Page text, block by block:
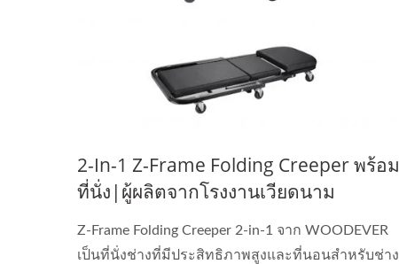
2-In-1 Z-Frame Folding Creeper พร้อม
ที่นั่ง|ผู้ผลิตจากโรงงานเวียดนาม
Z-Frame Folding Creeper 2-in-1 จาก WOODEVER
เป็นที่นั่งช่างที่มีประสิทธิภาพสูงและที่นอนสำหรับช่าง